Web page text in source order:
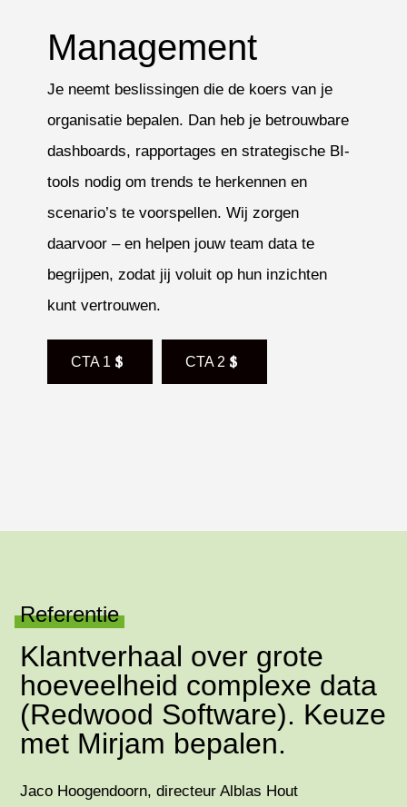
Management
Je neemt beslissingen die de koers van je
organisatie bepalen. Dan heb je betrouwbare
dashboards, rapportages en strategische BI-
tools nodig om trends te herkennen en
scenario’s te voorspellen. Wij zorgen
daarvoor – en helpen jouw team data te
begrijpen, zodat jij voluit op hun inzichten
kunt vertrouwen.
CTA 1 CTA 2
Referentie
Klantverhaal over grote
hoeveelheid complexe data
(Redwood Software). Keuze
met Mirjam bepalen.
Jaco Hoogendoorn, directeur Alblas Hout